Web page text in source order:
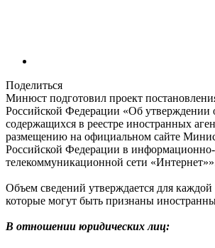
Поделиться
Минюст подготовил проект
Российской Федерации «Об утверждении
содержащихся в реестре иностранных
размещению на официальном сайте
Российской Федерации в информационно-
телекоммуникационной сети
Объем сведений утверждается для каждой
которые могут быть признаны
В отношении юридических лиц: